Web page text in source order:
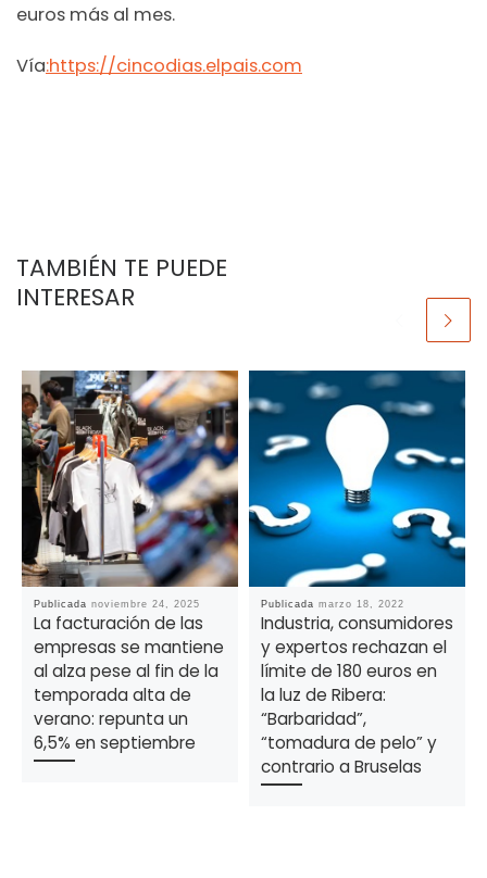
euros más al mes.
Vía:https://cincodias.elpais.com
TAMBIÉN TE PUEDE
INTERESAR
Publicada noviembre 24, 2025
La facturación de las
empresas se mantiene
al alza pese al fin de la
temporada alta de
verano: repunta un
6,5% en septiembre
Publicada marzo 18, 2022
Industria, consumidores
y expertos rechazan el
límite de 180 euros en
la luz de Ribera:
“Barbaridad”,
“tomadura de pelo” y
contrario a Bruselas